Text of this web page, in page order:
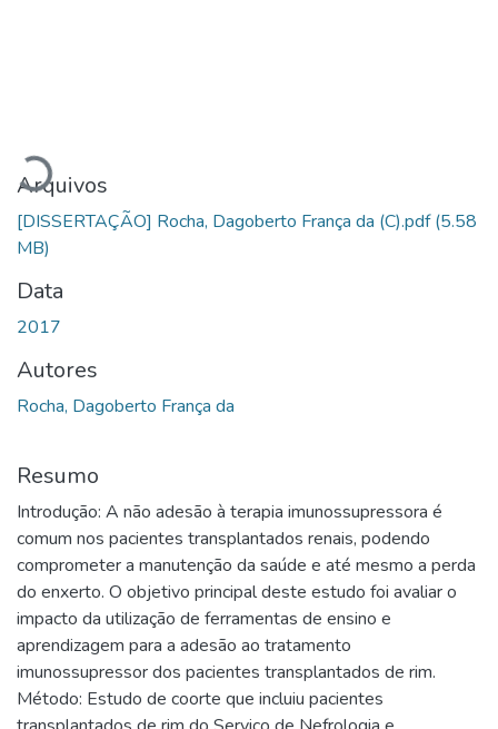
Carregando...
Arquivos
[DISSERTAÇÃO] Rocha, Dagoberto França da (C).pdf(5.58
MB)
Data
2017
Autores
Rocha, Dagoberto França da
Resumo
Introdução: A não adesão à terapia imunossupressora é
comum nos pacientes transplantados renais, podendo
comprometer a manutenção da saúde e até mesmo a perda
do enxerto. O objetivo principal deste estudo foi avaliar o
impacto da utilização de ferramentas de ensino e
aprendizagem para a adesão ao tratamento
imunossupressor dos pacientes transplantados de rim.
Método: Estudo de coorte que incluiu pacientes